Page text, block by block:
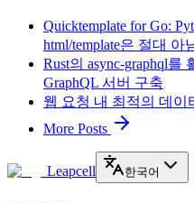
Quicktemplate for Go:
html/template은 절대 아
Rust의 async-graphql를
GraphQL 서버 구축
웹 요청 내 최적의 데이
More Posts
Leapcell 한국어